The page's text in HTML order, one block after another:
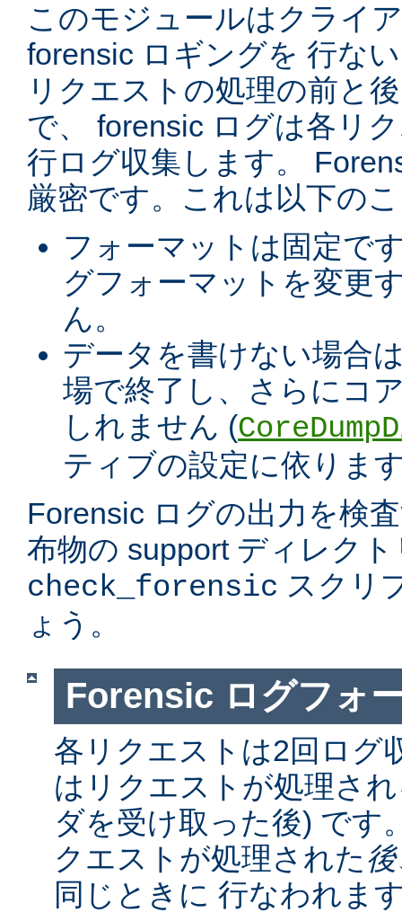
このモジュールはクライ
forensic ロギングを 行な
リクエストの処理の前と
で、 forensic ログは各リ
行ログ収集します。
厳密です。これは以下の
フォーマットは固定で
グフォーマットを変更
ん。
データを書けない場合
場で終了し、さらにコ
しれません (
ティブの設定に依りま
Forensic ログの出力を検
布物の support ディレク
check_forensic スクリ
ょう。
Forensic ログフォ
各リクエストは2回ログ
はリクエストが処理さ
ダを受け取った後) です
クエストが処理された後
同じときに 行なわれま